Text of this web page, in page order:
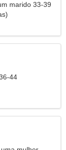
marido 33-39
44